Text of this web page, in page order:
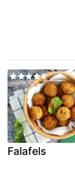
Falafels